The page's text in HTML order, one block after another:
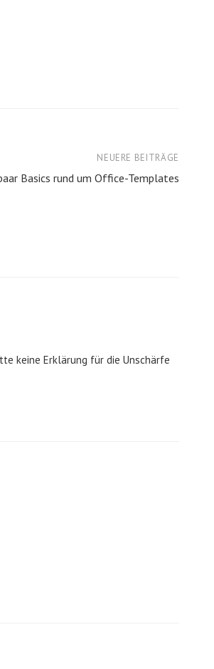
NEUERE BEITRÄGE
Basics rund um Office-Templates
keine Erklärung für die Unschärfe